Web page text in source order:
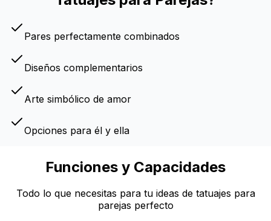
Pares perfectamente combinados
Diseños complementarios
Arte simbólico de amor
Opciones para él y ella
Funciones y Capacidades
Todo lo que necesitas para tu ideas de tatuajes para
parejas perfecto